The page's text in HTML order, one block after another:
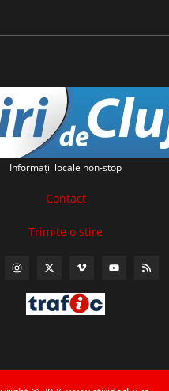
Informaţii locale non-stop
Contact
Trimite o stire